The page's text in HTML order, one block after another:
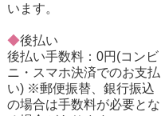
います。
◆後払い
後払い手数料：0円(コンビ
ニ・スマホ決済でのお支払
い) ※郵便振替、銀行振込
の場合は手数料が必要とな